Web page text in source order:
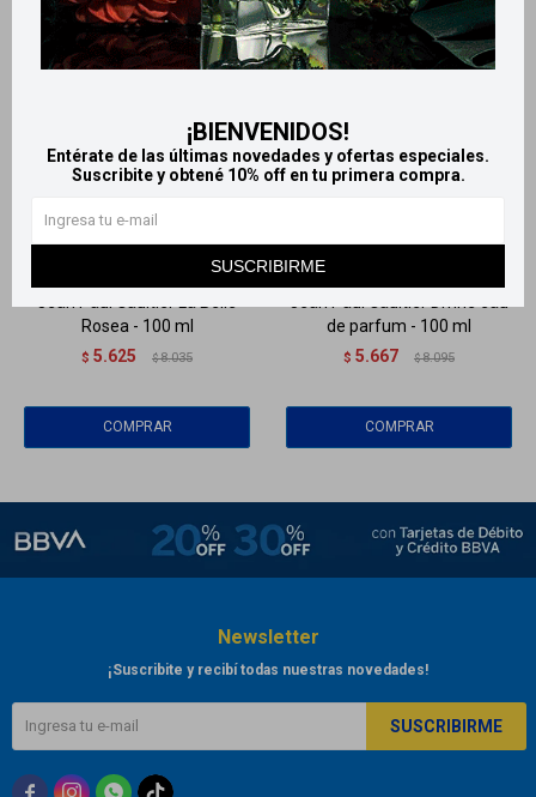
¡BIENVENIDOS!
Entérate de las últimas novedades y ofertas especiales.
Suscribite y obtené 10% off en tu primera compra.
SUSCRIBIRME
LlegaHOY
Rosea - 100 ml
$ 5.625 $ 8.035
LlegaHOY
de parfum - 100 ml
$ 5.667 $ 8.095
Newsletter
¡Suscribite y recibí todas nuestras novedades!
SUSCRIBIRME
  